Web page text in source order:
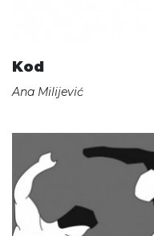
Kod
Ana Milijević